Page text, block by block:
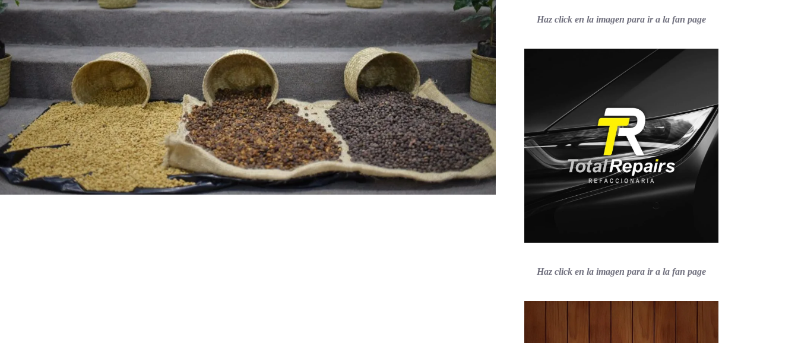
Haz click en la imagen para ir a la fan page
Haz click en la imagen para ir a la fan page